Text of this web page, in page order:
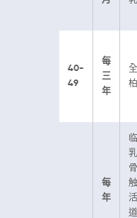
40-
49
每
三
年
每
年